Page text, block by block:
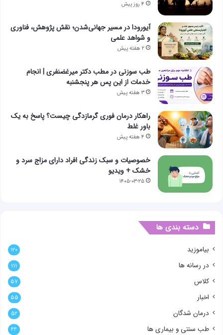
۴ روز پیش
آیورودا در مسیر جهانی‌شدن؛ نقش پژوهش، فناوری
و شواهد علمی
۲ هفته پیش
طب سوزنی در مطب دکتر میرغضنفری | انجام
خدمات از این پس هر پنجشنبه
۳ هفته پیش
راهکار درمان فوری گرمازدگی چیست؟ پاسخ به یک
باور غلط
۴ هفته پیش
خصوصیات و سبک زندگی افراد دارای مزاج سرد و
خشک + ویدیو
۱۴۰۵-۰۳-۲۵
دسته بندی ها
بیاموزید ۱۲۰
در رسانه ها ۱۱۱
کلاس ۵۷
اخبار ۵۵
درمان شدگان ۵۲
طب سنتی و بیماری ها ۴۴